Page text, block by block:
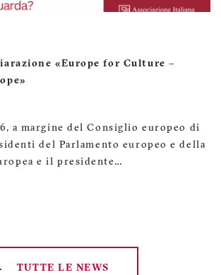
«Europe for Culture –
a margine del Consiglio europeo di
del Parlamento europeo e della
e il presidente…
TUTTE LE NEWS